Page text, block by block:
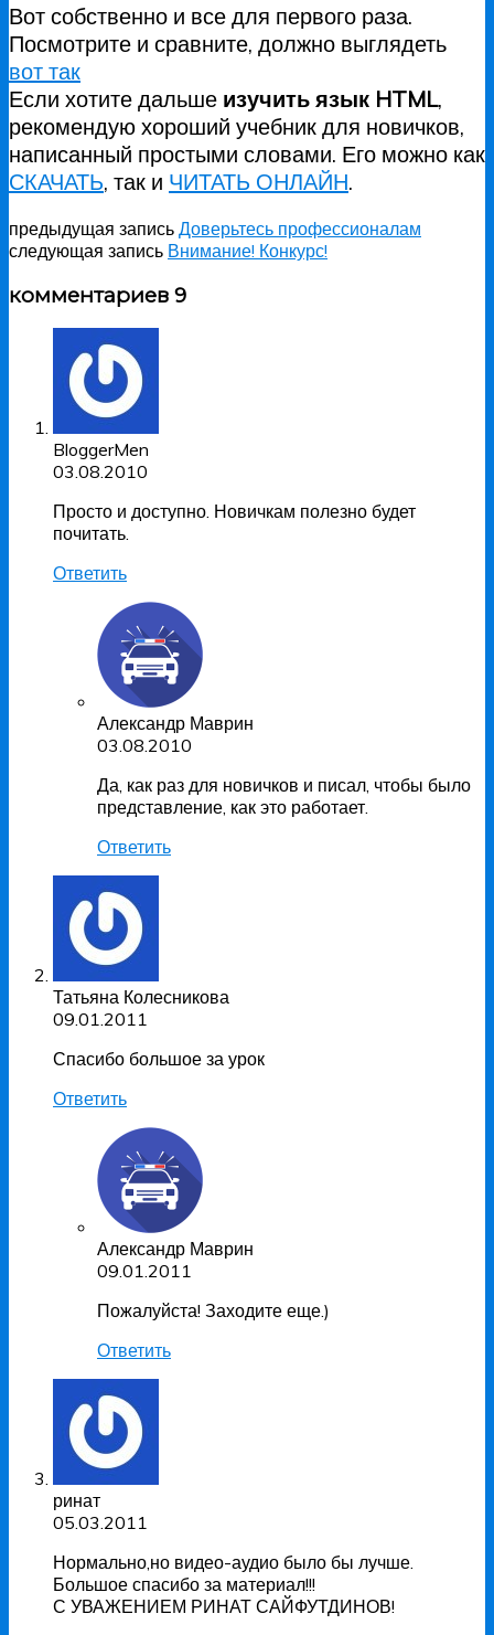
Вот собственно и все для первого раза.
Посмотрите и сравните, должно выглядеть
вот так
Если хотите дальше изучить язык HTML,
рекомендую хороший учебник для новичков,
написанный простыми словами. Его можно как
СКАЧАТЬ, так и ЧИТАТЬ ОНЛАЙН.
предыдущая запись Доверьтесь профессионалам
следующая запись Внимание! Конкурс!
комментариев 9
BloggerMen
03.08.2010
Просто и доступно. Новичкам полезно будет
почитать.
Ответить
Александр Маврин
03.08.2010
Да, как раз для новичков и писал, чтобы было
представление, как это работает.
Ответить
Татьяна Колесникова
09.01.2011
Спасибо большое за урок
Ответить
Александр Маврин
09.01.2011
Пожалуйста! Заходите еще.)
Ответить
ринат
05.03.2011
Нормально,но видео-аудио было бы лучше.
Большое спасибо за материал!!!
С УВАЖЕНИЕМ РИНАТ САЙФУТДИНОВ!